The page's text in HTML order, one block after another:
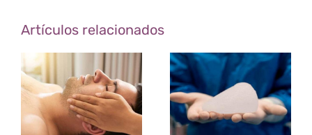
Artículos relacionados